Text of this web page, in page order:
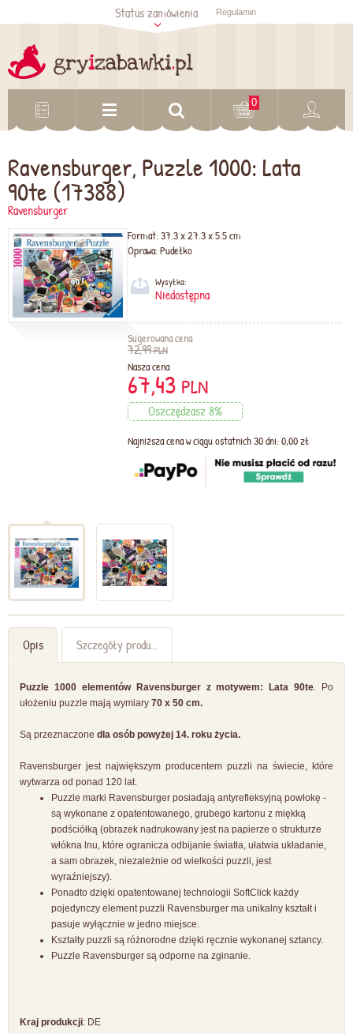
Sprawdź status
zamówienia
Status zamówienia Regulamin
0
Ravensburger, Puzzle 1000: Lata
90te (17388)
Ravensburger
Format:37.3 x 27.3 x 5.5 cm
Oprawa:Pudełko
Wysyłka:
Niedostępna
Sugerowana cena
72,99PLN
Nasza cena
67,43 PLN
Oszczędzasz 8%
Najniższa cena w ciągu ostatnich 30 dni: 0,00 zł
Opis Szczegóły produktu
Puzzle 1000 elementów Ravensburger z motywem: Lata 90te. Po
ułożeniu puzzle mają wymiary 70 x 50 cm.
Są przeznaczone dla osób powyżej 14. roku życia.
Ravensburger jest największym producentem puzzli na świecie, które
wytwarza od ponad 120 lat.
Puzzle marki Ravensburger posiadają antyrefleksyjną powłokę -
są wykonane z opatentowanego, grubego kartonu z miękką
podściółką (obrazek nadrukowany jest na papierze o strukturze
włókna lnu, które ogranicza odbijanie światła, ułatwia układanie,
a sam obrazek, niezależnie od wielkości puzzli, jest
wyraźniejszy).
Ponadto dzięki opatentowanej technologii SoftClick każdy
pojedynczy element puzzli Ravensburger ma unikalny kształt i
pasuje wyłącznie w jedno miejsce.
Kształty puzzli są różnorodne dzięki ręcznie wykonanej sztancy.
Puzzle Ravensburger są odporne na zginanie.
Kraj produkcji: DE